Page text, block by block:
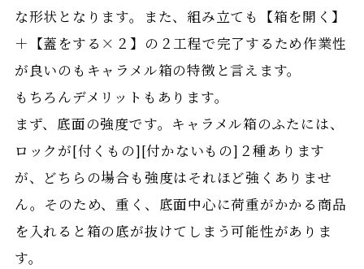
な形状となります。また、組み立ても【箱を開く】
＋【蓋をする×２】の２工程で完了するため作業性
が良いのもキャラメル箱の特徴と言えます。
もちろんデメリットもあります。
まず、底面の強度です。キャラメル箱のふたには、
ロックが[付くもの][付かないもの]２種あります
が、どちらの場合も強度はそれほど強くありませ
ん。そのため、重く、底面中心に荷重がかかる商品
を入れると箱の底が抜けてしまう可能性がありま
す。